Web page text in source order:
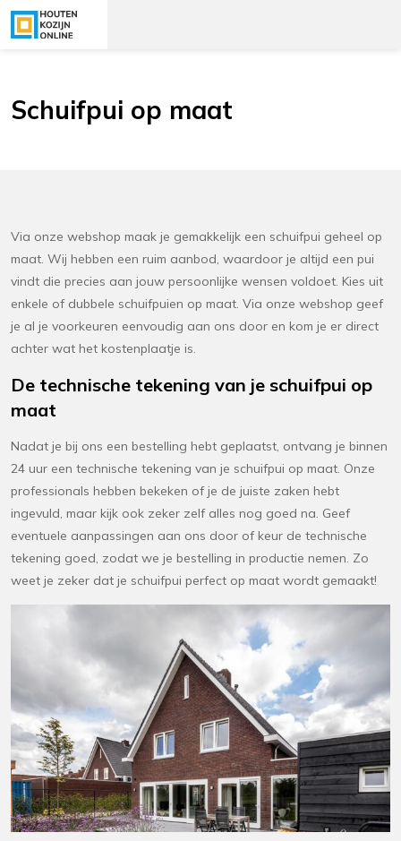
Schuifpui op maat
Via onze webshop maak je gemakkelijk een schuifpui geheel op
maat. Wij hebben een ruim aanbod, waardoor je altijd een pui
vindt die precies aan jouw persoonlijke wensen voldoet. Kies uit
enkele of dubbele schuifpuien op maat. Via onze webshop geef
je al je voorkeuren eenvoudig aan ons door en kom je er direct
achter wat het kostenplaatje is.
De technische tekening van je schuifpui op
maat
Nadat je bij ons een bestelling hebt geplaatst, ontvang je binnen
24 uur een technische tekening van je schuifpui op maat. Onze
professionals hebben bekeken of je de juiste zaken hebt
ingevuld, maar kijk ook zeker zelf alles nog goed na. Geef
eventuele aanpassingen aan ons door of keur de technische
tekening goed, zodat we je bestelling in productie nemen. Zo
weet je zeker dat je schuifpui perfect op maat wordt gemaakt!